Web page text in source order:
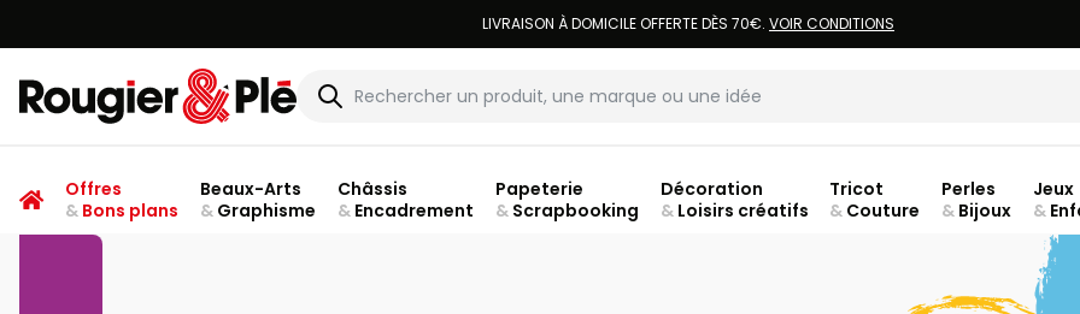
LIVRAISON À DOMICILE OFFERTE DÈS 70€.VOIR CONDITIONS
Rougier & Plé
Offres
&Bons plans
Beaux-Arts
&Graphisme
Châssis
&Encadrement
Papeterie
&Scrapbooking
Décoration
&Loisirs créatifs
Tricot
& Couture
Perles
& Bijoux
Jeux
&